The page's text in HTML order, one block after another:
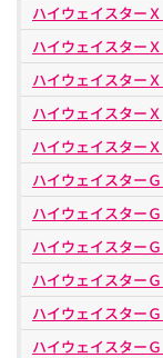
ハイウェイスター
ハイウェイスター
ハイウェイスター
ハイウェイスターＸ
ハイウェイスターＸ
ハイウェイスター
ハイウェイスター
ハイウェイスター
ハイウェイスター
ハイウェイスター
ハイウェイスター